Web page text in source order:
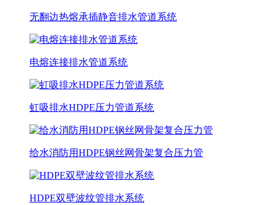
无翻边热熔承插静音排水管道系统
电熔连接排水管道系统
虹吸排水HDPE压力管道系统
给水消防用HDPE钢丝网骨架复合压力管
HDPE双壁波纹管排水系统